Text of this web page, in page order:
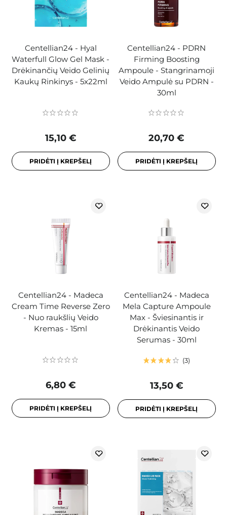
Centellian24 - Hyal
Waterfull Glow Gel Mask -
Drėkinančių Veido Gelinių
Kaukų Rinkinys - 5x22ml
15,10 €
PRIDĖTI Į KREPŠELĮ
Centellian24 - PDRN
Firming Boosting
Ampoule - Stangrinamoji
Veido Ampulė su PDRN -
30ml
20,70 €
PRIDĖTI Į KREPŠELĮ
Centellian24 - Madeca
Cream Time Reverse Zero
- Nuo raukšlių Veido
Kremas - 15ml
6,80 €
PRIDĖTI Į KREPŠELĮ
Centellian24 - Madeca
Mela Capture Ampoule
Max - Šviesinantis ir
Drėkinantis Veido
Serumas - 30ml
3
13,50 €
PRIDĖTI Į KREPŠELĮ